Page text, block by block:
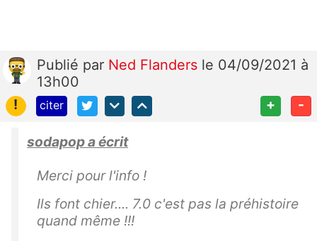
Publié par Ned Flanders le 04/09/2021 à
13h00
!
citer + -
sodapop a écrit
Merci pour l'info !
Ils font chier.... 7.0 c'est pas la préhistoire
quand même !!!